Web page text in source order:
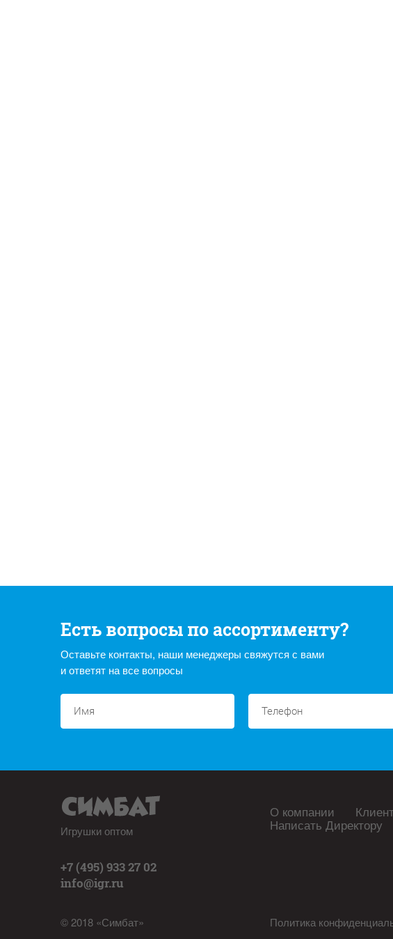
Есть вопросы по ассортименту?
Оставьте контакты, наши менеджеры свяжутся с вами
и ответят на все вопросы
Игрушки оптом
+7 (495) 933 27 02
info@igr.ru
© 2018 «Симбат»
О компании
Написать Директору
Политика